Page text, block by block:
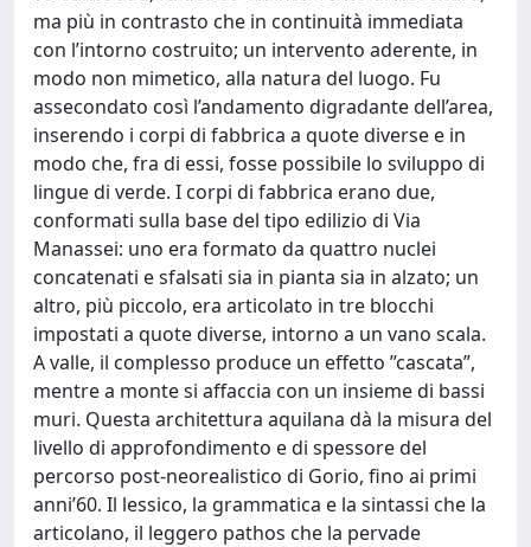
ma più in contrasto che in continuità immediata
con l’intorno costruito; un intervento aderente, in
modo non mimetico, alla natura del luogo. Fu
assecondato così l’andamento digradante dell’area,
inserendo i corpi di fabbrica a quote diverse e in
modo che, fra di essi, fosse possibile lo sviluppo di
lingue di verde. I corpi di fabbrica erano due,
conformati sulla base del tipo edilizio di Via
Manassei: uno era formato da quattro nuclei
concatenati e sfalsati sia in pianta sia in alzato; un
altro, più piccolo, era articolato in tre blocchi
impostati a quote diverse, intorno a un vano scala.
A valle, il complesso produce un effetto ”cascata”,
mentre a monte si affaccia con un insieme di bassi
muri. Questa architettura aquilana dà la misura del
livello di approfondimento e di spessore del
percorso post-neorealistico di Gorio, fino ai primi
anni’60. Il lessico, la grammatica e la sintassi che la
articolano, il leggero pathos che la pervade